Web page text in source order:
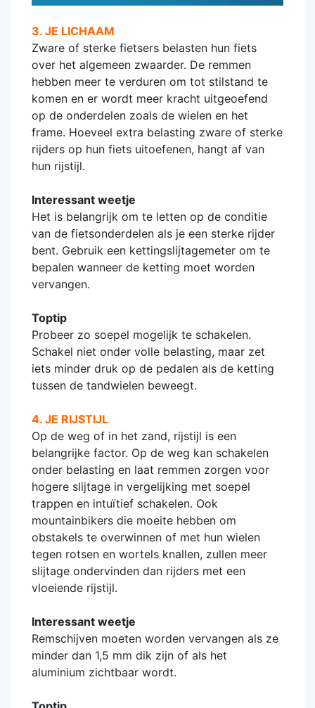
3. JE LICHAAM
Zware of sterke fietsers belasten hun fiets
over het algemeen zwaarder. De remmen
hebben meer te verduren om tot stilstand te
komen en er wordt meer kracht uitgeoefend
op de onderdelen zoals de wielen en het
frame. Hoeveel extra belasting zware of sterke
rijders op hun fiets uitoefenen, hangt af van
hun rijstijl.
Interessant weetje
Het is belangrijk om te letten op de conditie
van de fietsonderdelen als je een sterke rijder
bent. Gebruik een kettingslijtagemeter om te
bepalen wanneer de ketting moet worden
vervangen.
Toptip
Probeer zo soepel mogelijk te schakelen.
Schakel niet onder volle belasting, maar zet
iets minder druk op de pedalen als de ketting
tussen de tandwielen beweegt.
4. JE RIJSTIJL
Op de weg of in het zand, rijstijl is een
belangrijke factor. Op de weg kan schakelen
onder belasting en laat remmen zorgen voor
hogere slijtage in vergelijking met soepel
trappen en intuïtief schakelen. Ook
mountainbikers die moeite hebben om
obstakels te overwinnen of met hun wielen
tegen rotsen en wortels knallen, zullen meer
slijtage ondervinden dan rijders met een
vloeiende rijstijl.
Interessant weetje
Remschijven moeten worden vervangen als ze
minder dan 1,5 mm dik zijn of als het
aluminium zichtbaar wordt.